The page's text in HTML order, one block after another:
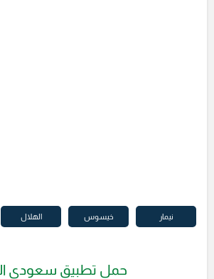
نيمار خيسوس الهلال
حمل تطبيق سعودي